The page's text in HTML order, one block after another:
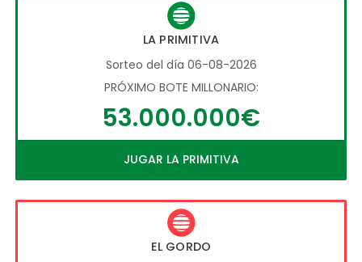
LA PRIMITIVA
Sorteo del día 06-08-2026
PRÓXIMO BOTE MILLONARIO:
53.000.000€
JUGAR LA PRIMITIVA
EL GORDO